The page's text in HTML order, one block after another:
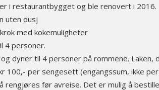
i restaurantbygget og ble renovert i 2016.
uten dusj
med kokemuligheter
4 personer.
dyner til 4 personer på rommene. Laken,
100,- per sengesett (engangssum, ikke
rengjøres før avreise. Det er mulig å